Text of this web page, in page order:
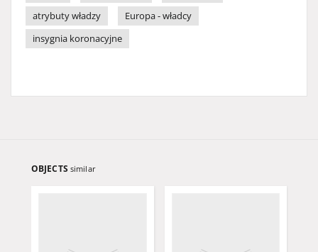
atrybuty władzy
Europa - władcy
insygnia koronacyjne
OBJECTS similar